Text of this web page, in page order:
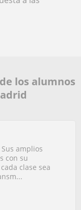
los alumnos
amplios
con su
clase sea